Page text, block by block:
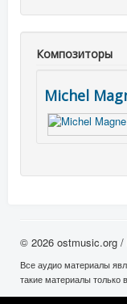
Композиторы
Michel
© 2026 ostmusic.org /
Все аудио материалы
такие материалы только